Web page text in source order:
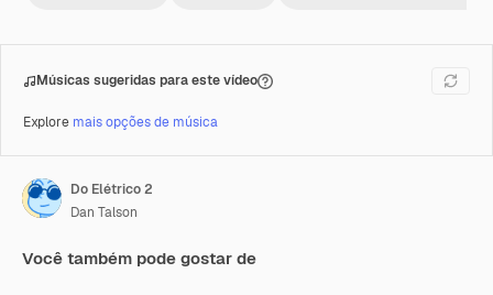
Músicas sugeridas para este vídeo
Explore mais opções de música
Do Elétrico 2
Dan Talson
Você também pode gostar de